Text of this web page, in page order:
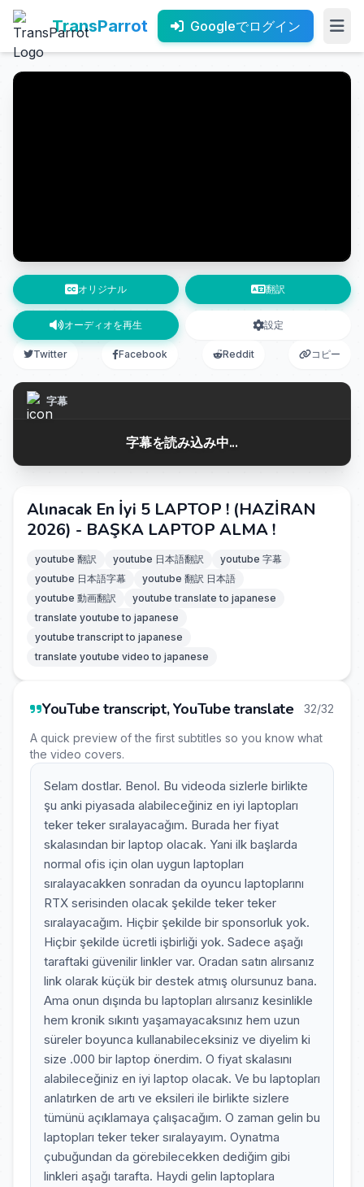
TransParrot Googleでログイン
オリジナル 翻訳
オーディオを再生 設定
Twitter Facebook Reddit コピー
字幕
字幕を読み込み中...
Alınacak En İyi 5 LAPTOP ! (HAZİRAN
2026) - BAŞKA LAPTOP ALMA !
youtube 翻訳 youtube 日本語翻訳
youtube 字幕
youtube 日本語字幕
youtube 翻訳 日本語
youtube 動画翻訳
youtube translate to japanese
translate youtube to japanese
youtube transcript to japanese
translate youtube video to japanese
YouTube transcript, YouTube translate 32/32
A quick preview of the first subtitles so you know what
the video covers.
Selam dostlar. Benol. Bu videoda sizlerle birlikte
şu anki piyasada alabileceğiniz en iyi laptopları
teker teker sıralayacağım. Burada her fiyat
skalasından bir laptop olacak. Yani ilk başlarda
normal ofis için olan uygun laptopları
sıralayacakken sonradan da oyuncu laptoplarını
RTX serisinden olacak şekilde teker teker
sıralayacağım. Hiçbir şekilde bir sponsorluk yok.
Hiçbir şekilde ücretli işbirliği yok. Sadece aşağı
taraftaki güvenilir linkler var. Oradan satın alırsanız
link olarak küçük bir destek atmış olursunuz bana.
Ama onun dışında bu laptopları alırsanız kesinlikle
hem kronik sıkıntı yaşamayacaksınız hem uzun
süreler boyunca kullanabileceksiniz ve diyelim ki
size .000 bir laptop önerdim. O fiyat skalasını
alabileceğiniz en iyi laptop olacak. Ve bu laptopları
anlatırken de artı ve eksileri ile birlikte sizlere
tümünü açıklamaya çalışacağım. O zaman gelin bu
laptopları teker teker sıralayayım. Oynatma
çubuğundan da görebilecekken dediğim gibi
linkleri aşağı tarafta. Haydi gelin laptoplara